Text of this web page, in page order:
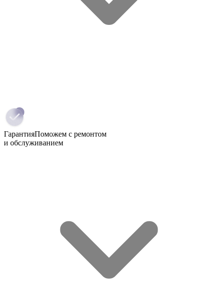
ГарантияПоможем с ремонтом
и обслуживанием